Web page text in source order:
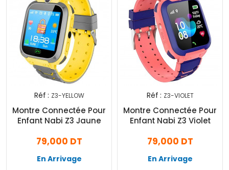
Réf : Z3-YELLOW
Montre Connectée Pour
Enfant Nabi Z3 Jaune
79,000 DT
En Arrivage
Réf : Z3-VIOLET
Montre Connectée Pour
Enfant Nabi Z3 Violet
79,000 DT
En Arrivage